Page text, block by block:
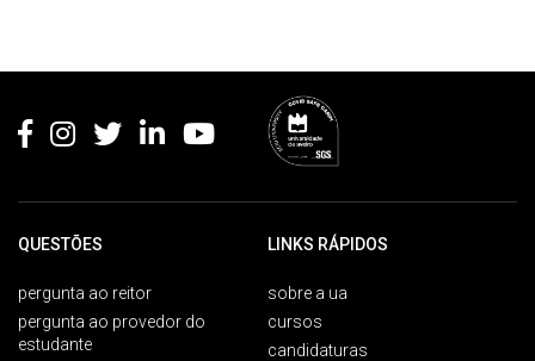
QUESTÕES
pergunta ao reitor
pergunta ao provedor do
estudante
LINKS RÁPIDOS
sobre a ua
cursos
candidaturas